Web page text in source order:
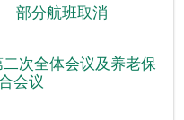
部分航班取消
次全体会议及养老保
会议